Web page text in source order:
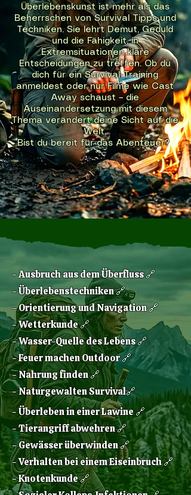
Überlebenskunst ist mehr als das
Beherrschen von Survival Tipps und
Techniken. Sie lehrt Demut, Geduld
und die Fähigkeit, in
Extremsituationen klare
Entscheidungen zu treffen. Ob du
dich für ein Survival-Training
anmeldest oder nur Filme wie Cast
Away schaust – die
Auseinandersetzung mit diesem
Thema verändert deine Sicht auf die
Welt.
Bist du bereit für das Abenteuer?
​- Ausbruch aus dem Überfluss 🔗
- Überlebenstechniken 🔗
- Orientierung und Navigation 🔗
- Wetterkunde 🔗
- Wasser-Quelle des Lebens 🔗
- Feuer machen Outdoor 🔗
- Nahrung finden 🔗
- Naturgewalten Survival🔗
- Überleben in einer Lawine 🔗
- Tierangriff abwehren 🔗
- Gewässer überwinden 🔗
- Verhalten bei einem Eiseinbruch 🔗
- Knotenkunde 🔗